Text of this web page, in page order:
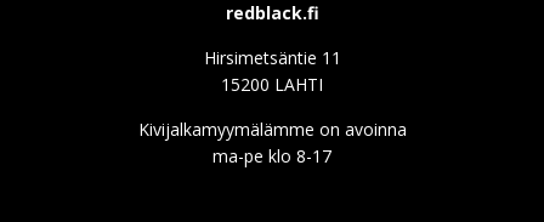
redblack.fi
Hirsimetsäntie 11
15200 LAHTI
Kivijalkamyymälämme on avoinna
ma-pe klo 8-17